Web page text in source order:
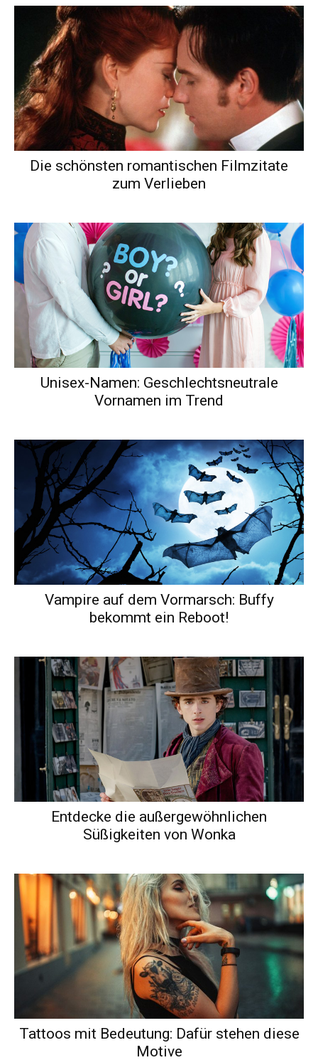
Die schönsten romantischen Filmzitate
zum Verlieben
Unisex-Namen: Geschlechtsneutrale
Vornamen im Trend
Vampire auf dem Vormarsch: Buffy
bekommt ein Reboot!
Entdecke die außergewöhnlichen
Süßigkeiten von Wonka
Tattoos mit Bedeutung: Dafür stehen diese
Motive